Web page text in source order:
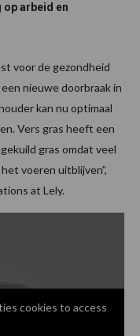
arbeid en
voor de gezondheid
nieuwe doorbraak in
kan nu optimaal
Vers gras heeft een
gras omdat veel
voeren uitblijven”,
at Lely.
cookies to access